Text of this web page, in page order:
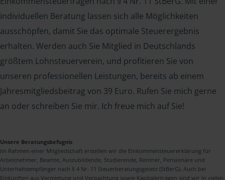
individuellen Beratung lassen sich alle Möglichkeiten
ausschöpfen, damit Sie das optimale Steuerergebnis
erhalten. Werden auch Sie Mitglied in Deutschlands
größtem Lohnsteuerverein, und profitieren Sie von
unseren professionellen Leistungen, bereits ab einem
Jahresmitgliedsbeitrag von 39 Euro. Rufen Sie mich gerne
an oder schreiben Sie mir. Ich freue mich auf Sie!
Unsere Beratungsbefugnis
Im Rahmen einer Mitgliedschaft erstellen wir die Einkommensteuererklärung für
Arbeitnehmer, Beamte, Auszubildende, Studierende, Rentner, Pensionäre und
Unterhaltsempfänger nach § 4 Nr. 11 Steuerberatungsgesetz (StBerG). Auch bei
Einkünften aus Vermietung und Verpachtung sowie Kapitalerträgen sind wir in vielen